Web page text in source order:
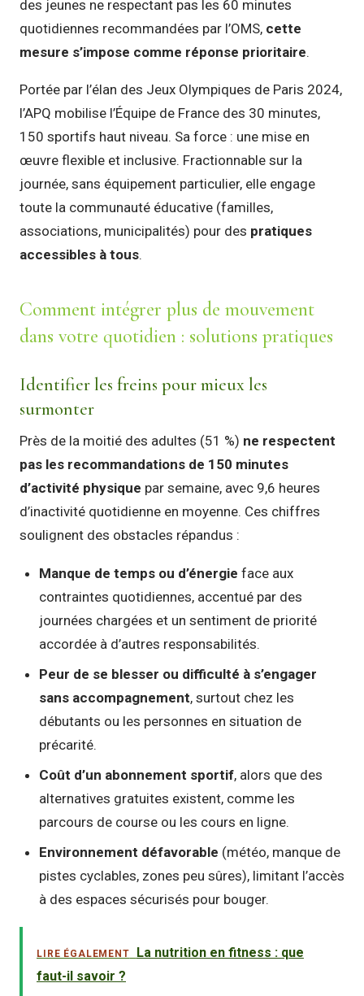
des jeunes ne respectant pas les 60 minutes
quotidiennes recommandées par l’OMS, cette
mesure s’impose comme réponse prioritaire.
Portée par l’élan des Jeux Olympiques de Paris 2024,
l’APQ mobilise l’Équipe de France des 30 minutes,
150 sportifs haut niveau. Sa force : une mise en
œuvre flexible et inclusive. Fractionnable sur la
journée, sans équipement particulier, elle engage
toute la communauté éducative (familles,
associations, municipalités) pour des pratiques
accessibles à tous.
Comment intégrer plus de mouvement
dans votre quotidien : solutions pratiques
Identifier les freins pour mieux les
surmonter
Près de la moitié des adultes (51 %) ne respectent
pas les recommandations de 150 minutes
d’activité physique par semaine, avec 9,6 heures
d’inactivité quotidienne en moyenne. Ces chiffres
soulignent des obstacles répandus :
Manque de temps ou d’énergie face aux
contraintes quotidiennes, accentué par des
journées chargées et un sentiment de priorité
accordée à d’autres responsabilités.
Peur de se blesser ou difficulté à s’engager
sans accompagnement, surtout chez les
débutants ou les personnes en situation de
précarité.
Coût d’un abonnement sportif, alors que des
alternatives gratuites existent, comme les
parcours de course ou les cours en ligne.
Environnement défavorable (météo, manque de
pistes cyclables, zones peu sûres), limitant l’accès
à des espaces sécurisés pour bouger.
LIRE ÉGALEMENT
La nutrition en fitness : que
faut-il savoir ?